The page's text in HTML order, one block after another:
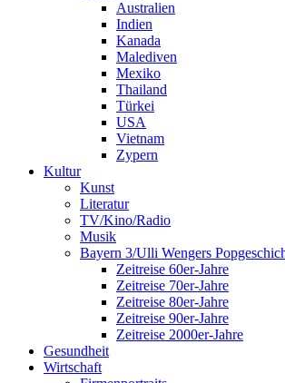
Australien
Indien
Kanada
Malediven
Mexiko
Thailand
Türkei
USA
Vietnam
Zypern
Kultur
Kunst
Literatur
TV/Kino/Radio
Musik
Bayern 3/Ulli Wengers
Zeitreise 60er-Jahre
Zeitreise 70er-Jahre
Zeitreise 80er-Jahre
Zeitreise 90er-Jahre
Zeitreise 2000er-Jahre
Gesundheit
Wirtschaft